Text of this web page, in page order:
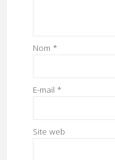
Nom *
E-mail *
Site web